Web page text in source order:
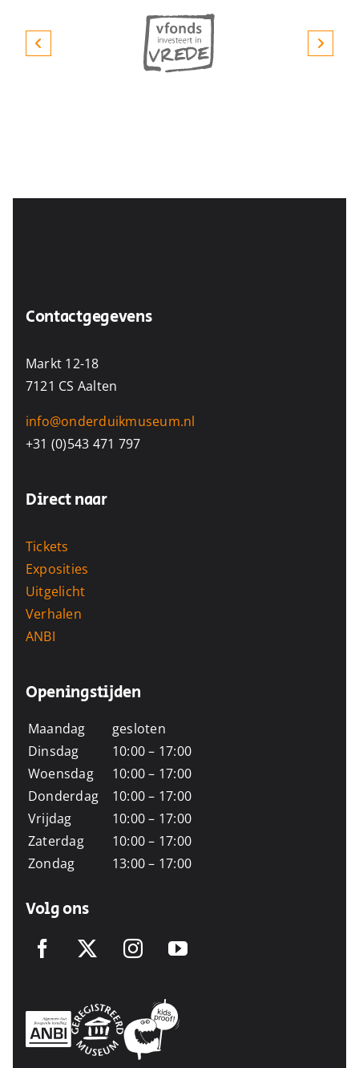
Contactgegevens
Markt 12-18
7121 CS Aalten
info@onderduikmuseum.nl
+31 (0)543 471 797
Direct naar
Tickets
Exposities
Uitgelicht
Verhalen
ANBI
Openingstijden
Maandag
Dinsdag
Woensdag
Donderdag
Vrijdag
Zaterdag
Zondag
gesloten
10:00 – 17:00
10:00 – 17:00
10:00 – 17:00
10:00 – 17:00
10:00 – 17:00
13:00 – 17:00
Volg ons